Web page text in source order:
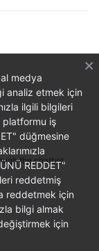
the chatbot.
medya
analiz etmek için
ilgili bilgileri
platformu iş
ET" düğmesine
REDDET"
reddetmiş
reddetmek için
bilgi almak
için